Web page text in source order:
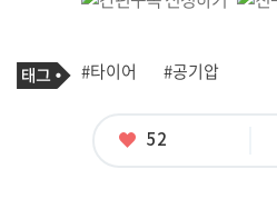
기
사
태
그
#타이어 #공기압
좋
52